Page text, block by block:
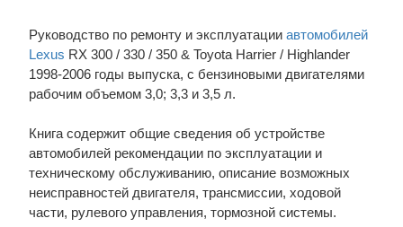
Руководство по ремонту и эксплуатации автомобилей
Lexus RX 300 / 330 / 350 & Toyota Harrier / Highlander
1998-2006 годы выпуска, с бензиновыми двигателями
рабочим объемом 3,0; 3,3 и 3,5 л.
Книга содержит общие сведения об устройстве
автомобилей рекомендации по эксплуатации и
техническому обслуживанию, описание возможных
неисправностей двигателя, трансмиссии, ходовой
части, рулевого управления, тормозной системы.